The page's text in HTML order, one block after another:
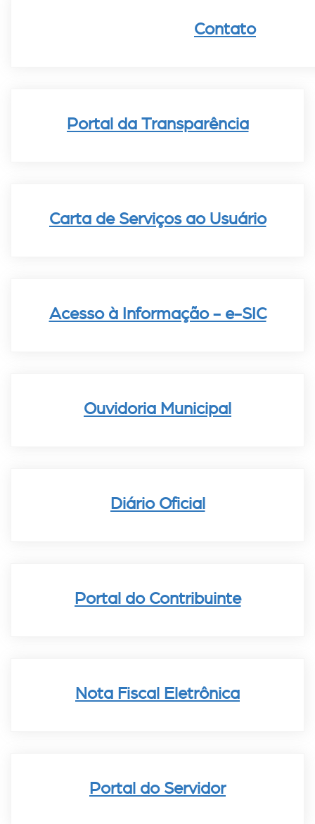
Contato
Portal da Transparência
Carta de Serviços ao Usuário
Acesso à Informação - e-SIC
Ouvidoria Municipal
Diário Oficial
Portal do Contribuinte
Nota Fiscal Eletrônica
Portal do Servidor